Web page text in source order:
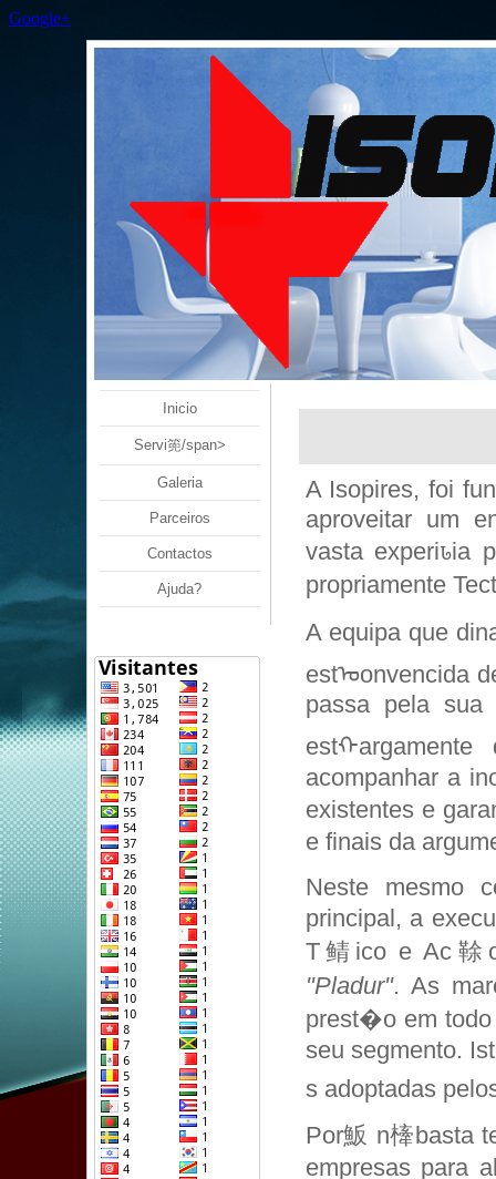
Google+
Inicio
Servi篼/span>
Galeria
Parceiros
Contactos
Ajuda?
A Isopires, foi
aproveitar um
vasta experiꮣia
propriamente
A equipa que
estᠣonvencida
passa pela sua
acompanhar a
existentes e
e finais da
Neste mesmo
principal, a
T鲭ico e Ac䩣
"Pladur". As
prest�o em
seu segmento.
s adoptadas
Por魬 n㯠basta
empresas para